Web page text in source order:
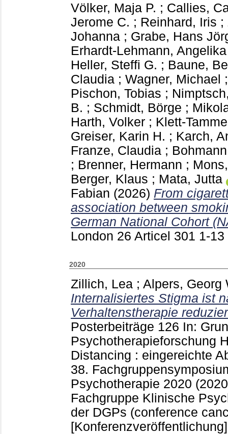
Völker, Maja P. ; Callies,
Jerome C. ; Reinhard, Iris ;
Johanna ; Grabe, Hans
Erhardt-Lehmann, Angelika
Heller, Steffi G. ; Baune,
Claudia ; Wagner, Michael
Pischon, Tobias ;
B. ; Schmidt, Börge ;
Harth, Volker ; Klett-
Greiser, Karin H. ; Karch,
Franze, Claudia ;
; Brenner, Hermann ;
Berger, Klaus ; Mata, Jutta
Fabian (2026) From
association between
German National Cohort
London 26 Articel 301 1-13
2020
Zillich, Lea ; Alpers, Georg
Internalisiertes Stigma ist
Verhaltenstherapie
Posterbeiträge 126 In:
Psychotherapieforschung
Distancing : eingereichte
38.
Psychotherapie 2020
Fachgruppe Klinische
der DGPs (conference
[Konferenzveröffentlichung]